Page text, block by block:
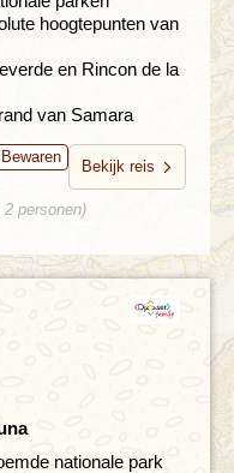
hoogtepunten van
en Rincon de la
van Samara
Bewaren
Bekijk reis
personen)
nationale park